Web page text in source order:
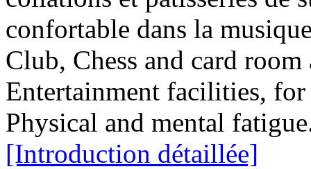
confortable dans la
Club, Chess and card
Entertainment facilities,
Physical and mental
[Introduction détaillée]